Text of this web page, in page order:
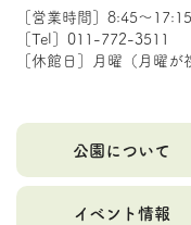
［営業時間］8:45～17:15
［Tel］011-772-3511
［休館日］月曜（月曜が
公園について
イベント情報